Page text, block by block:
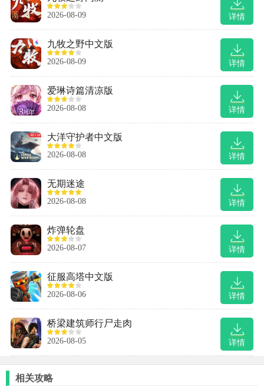
详情
2026-08-09
详情
九牧之野中文版
2026-08-09
详情
爱琳诗篇清凉版
2026-08-08
详情
大洋守护者中文版
2026-08-08
详情
无期迷途
2026-08-08
详情
炸弹轮盘
2026-08-07
详情
征服高塔中文版
2026-08-06
详情
桥梁建筑师行尸走肉
2026-08-05
相关攻略